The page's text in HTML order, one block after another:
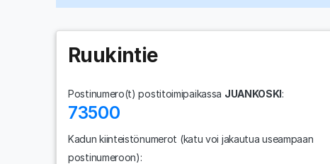
Ruukintie
Postinumero(t) postitoimipaikassa JUANKOSKI:
73500
Kadun kiinteistönumerot (katu voi jakautua useampaan
postinumeroon):